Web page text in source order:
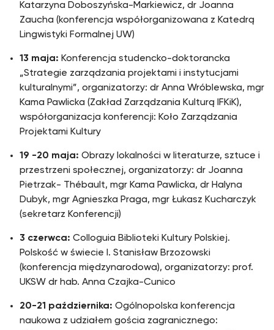
Katarzyna Doboszyńska-Markiewicz, dr Joanna
Zaucha (konferencja współorganizowana z Katedrą
Lingwistyki Formalnej UW)
13 maja: Konferencja studencko-doktorancka
„Strategie zarządzania projektami i instytucjami
kulturalnymi”, organizatorzy: dr Anna Wróblewska, mgr
Kama Pawlicka (Zakład Zarządzania Kulturą IFKiK),
współorganizacja konferencji: Koło Zarządzania
Projektami Kultury
19 -20 maja: Obrazy lokalności w literaturze, sztuce i
przestrzeni społecznej, organizatorzy: dr Joanna
Pietrzak- Thébault, mgr Kama Pawlicka, dr Halyna
Dubyk, mgr Agnieszka Praga, mgr Łukasz Kucharczyk
(sekretarz Konferencji)
3 czerwca: Colloguia Biblioteki Kultury Polskiej.
Polskość w świecie I. Stanisław Brzozowski
(konferencja międzynarodowa), organizatorzy: prof.
UKSW dr hab. Anna Czajka-Cunico
20-21 października: Ogólnopolska konferencja
naukowa z udziałem gościa zagranicznego: